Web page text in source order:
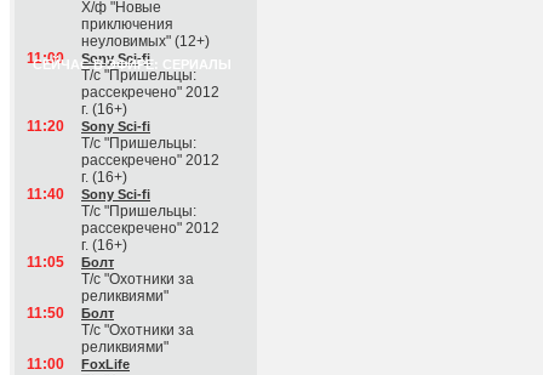
Х/ф "Новые
приключения
неуловимых" (12+)
СЕЙЧАС В ЭФИРЕ: СЕРИАЛЫ
11:00 Sony Sci-fi
Т/с "Пришельцы:
рассекречено" 2012
г. (16+)
11:20
Sony Sci-fi
Т/с "Пришельцы:
рассекречено" 2012
г. (16+)
11:40
Sony Sci-fi
Т/с "Пришельцы:
рассекречено" 2012
г. (16+)
11:05
Болт
Т/с "Охотники за
реликвиями"
11:50
Болт
Т/с "Охотники за
реликвиями"
11:00
FoxLife